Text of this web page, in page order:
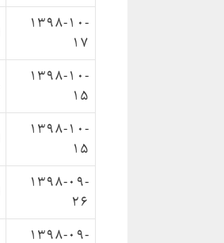
1398-10-
17
1398-10-
15
1398-10-
15
1398-09-
26
1398-09-